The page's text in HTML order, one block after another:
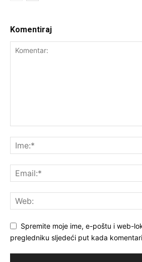
Komentiraj
Spremite moje ime, e-poštu i web-
pregledniku sljedeći put kada